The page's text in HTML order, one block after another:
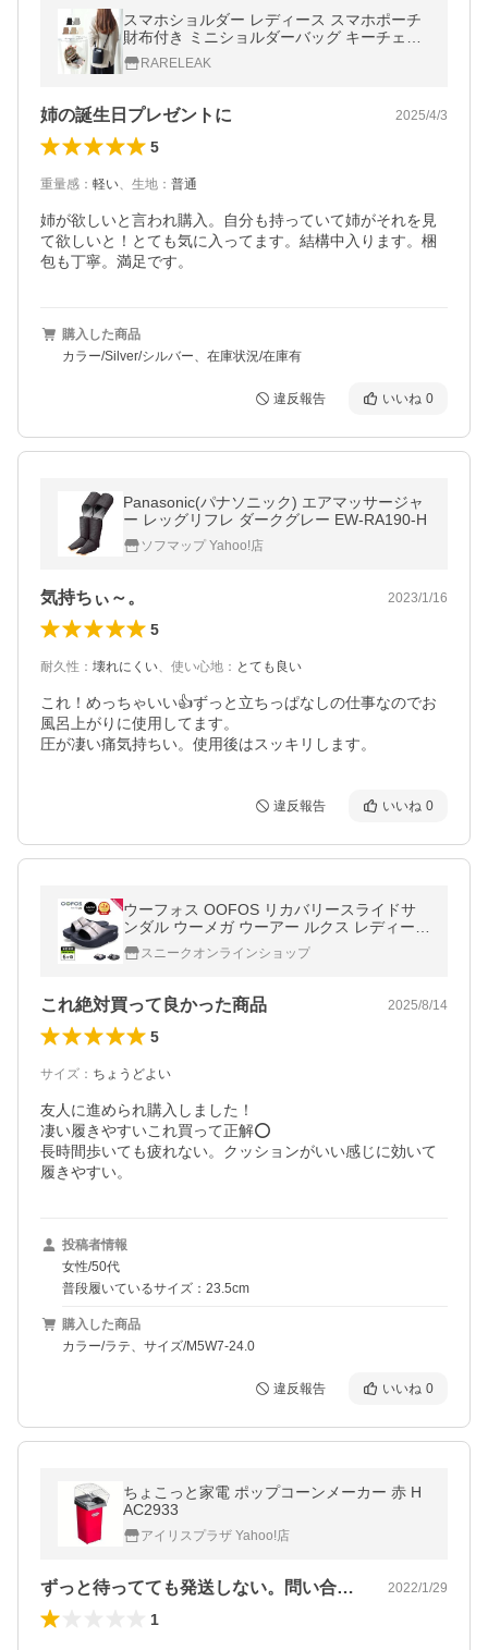
スマホショルダー レディース スマホポーチ
財布付き ミニショルダーバッグ キーチェー
ン 斜めがけ 高見え シンプル 爆買
RARELEAK
姉の誕生日プレゼントに 2025/4/3
5
重量感 ： 軽い、 生地 ： 普通
姉が欲しいと言われ購入。自分も持っていて姉がそれを見
て欲しいと！とても気に入ってます。結構中入ります。梱
包も丁寧。満足です。
購入した商品
カラー/Silver/シルバー、在庫状況/在庫有
違反報告 いいね 0
Panasonic(パナソニック) エアマッサージャ
ー レッグリフレ ダークグレー EW-RA190-H
ソフマップ Yahoo!店
気持ちぃ～。 2023/1/16
5
耐久性 ： 壊れにくい、 使い心地 ： とても良い
これ！めっちゃいい👍ずっと立ちっぱなしの仕事なのでお
風呂上がりに使用してます。
圧が凄い痛気持ちい。使用後はスッキリします。
違反報告 いいね 0
ウーフォス OOFOS リカバリースライドサ
ンダル ウーメガ ウーアー ルクス レディース
厚底 OOmega OOahh Luxe ラテ 2000740
正規品
スニークオンラインショップ
これ絶対買って良かった商品 2025/8/14
5
サイズ ： ちょうどよい
友人に進められ購入しました！
凄い履きやすいこれ買って正解⭕
長時間歩いても疲れない。クッションがいい感じに効いて
履きやすい。
投稿者情報
女性/50代
普段履いているサイズ：23.5cm
購入した商品
カラー/ラテ、サイズ/M5W7-24.0
違反報告 いいね 0
ちょこっと家電 ポップコーンメーカー 赤 H
AC2933
アイリスプラザ Yahoo!店
ずっと待ってても発送しない。問い合わせ… 2022/1/29
1